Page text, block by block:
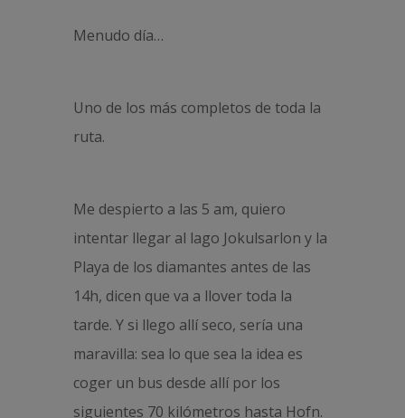
Menudo día…
Uno de los más completos de toda la
ruta.
Me despierto a las 5 am, quiero
intentar llegar al lago Jokulsarlon y la
Playa de los diamantes antes de las
14h, dicen que va a llover toda la
tarde. Y si llego allí seco, sería una
maravilla: sea lo que sea la idea es
coger un bus desde allí por los
siguientes 70 kilómetros hasta Hofn.